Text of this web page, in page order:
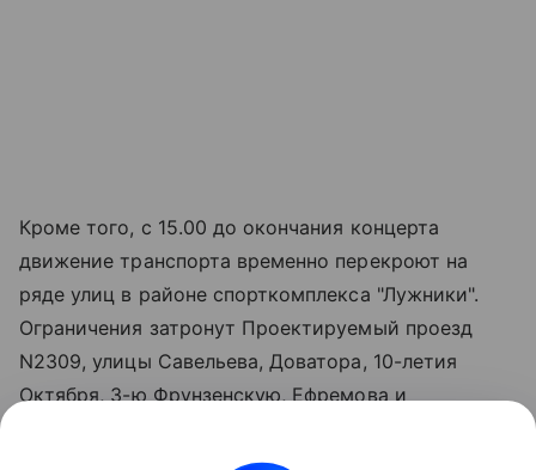
Кроме того, с 15.00 до окончания концерта
движение транспорта временно перекроют на
ряде улиц в районе спорткомплекса "Лужники".
Ограничения затронут Проектируемый проезд
N2309, улицы Савельева, Доватора, 10-летия
Октября, 3-ю Фрунзенскую, Ефремова и